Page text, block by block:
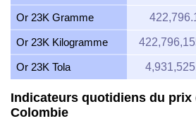
Or 23K Gramme
Or 23K Kilogramme
Or 23K Tola
Indicateurs quotidiens du prix
Colombie